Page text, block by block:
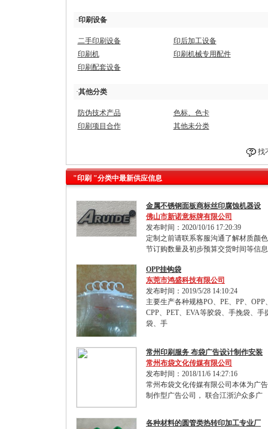
·印刷设备
二手印刷设备
印后加工设备
印刷机
印刷机械专用配件
印刷配套设备
·其他分类
防伪技术产品
色标、色卡
印刷项目合作
其他未分类
找
"印刷 "分类中最新供应信息
金属不锈钢面板商标丝印腐蚀机器设
佛山市新诺意标牌有限公司
发布时间：2020/10/16 17:20:39
定制之前请联系客服沟通了解材质颜
节订购数量及初步预算交货时间等信息
OPP挂钩袋
东莞市鸿盛科技有限公司
发布时间：2019/5/28 14:10:24
主要生产各种规格PO、PE、PP、OPP
CPP、PET、EVA等胶袋、手挽袋、手
袋、手
常州印刷服务 布袋广告设计制作安装
常州布袋文化传媒有限公司
发布时间：2018/11/6 14:27:16
常州布袋文化传媒有限公司本体为广
制作型广告公司， 联合江浙沪众多广
各种材料的圆管类热转印加工专业厂